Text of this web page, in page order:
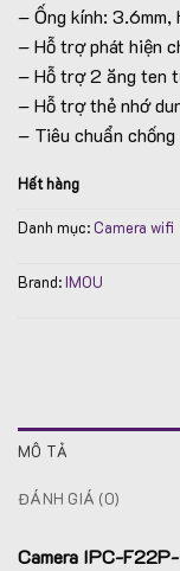
– Ống kính:
– Hỗ trợ phát hiện
– Hỗ trợ 2 ăng ten
– Hỗ trợ thẻ nhớ
– Tiêu chuẩn
Hết hàng
Danh mục:Camera wifi
Brand:IMOU
MÔ TẢ
ĐÁNH GIÁ (0)
Camera IPC-